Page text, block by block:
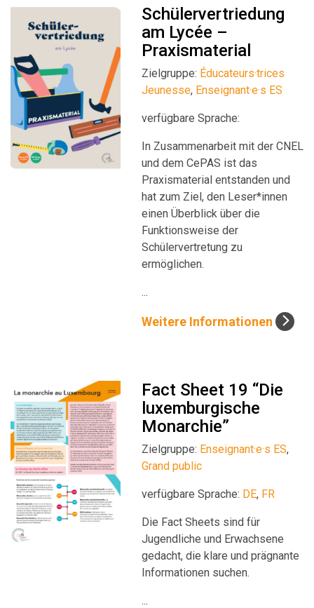
Schülervertriedung
am Lycée –
Praxismaterial
Zielgruppe: Éducateurs·trices
Jeunesse, Enseignant·e·s ES
verfügbare Sprache:
In Zusammenarbeit mit der CNEL
und dem CePAS ist das
Praxismaterial entstanden und
hat zum Ziel, den Leser*innen
einen Überblick über die
Funktionsweise der
Schülervertretung zu
ermöglichen.
...
Weitere Informationen
Fact Sheet 19 “Die
luxemburgische
Monarchie”
Zielgruppe: Enseignant·e·s ES,
Grand public
verfügbare Sprache: DE, FR
Die Fact Sheets sind für
Jugendliche und Erwachsene
gedacht, die klare und prägnante
Informationen suchen.
...